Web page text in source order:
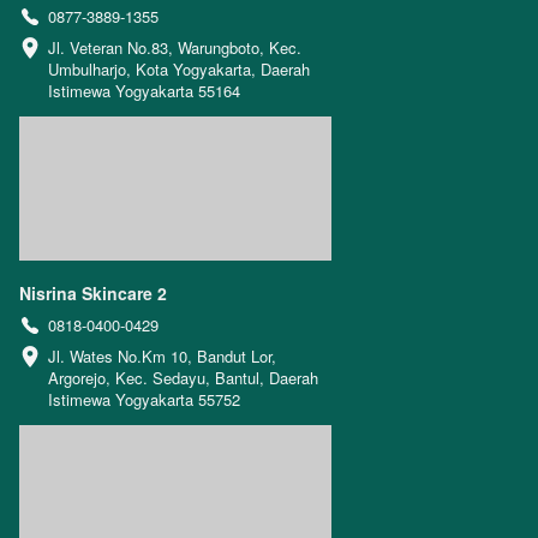
0877-3889-1355
Jl. Veteran No.83, Warungboto, Kec.
Umbulharjo, Kota Yogyakarta, Daerah
Istimewa Yogyakarta 55164
Nisrina Skincare 2
0818-0400-0429
Jl. Wates No.Km 10, Bandut Lor,
Argorejo, Kec. Sedayu, Bantul, Daerah
Istimewa Yogyakarta 55752